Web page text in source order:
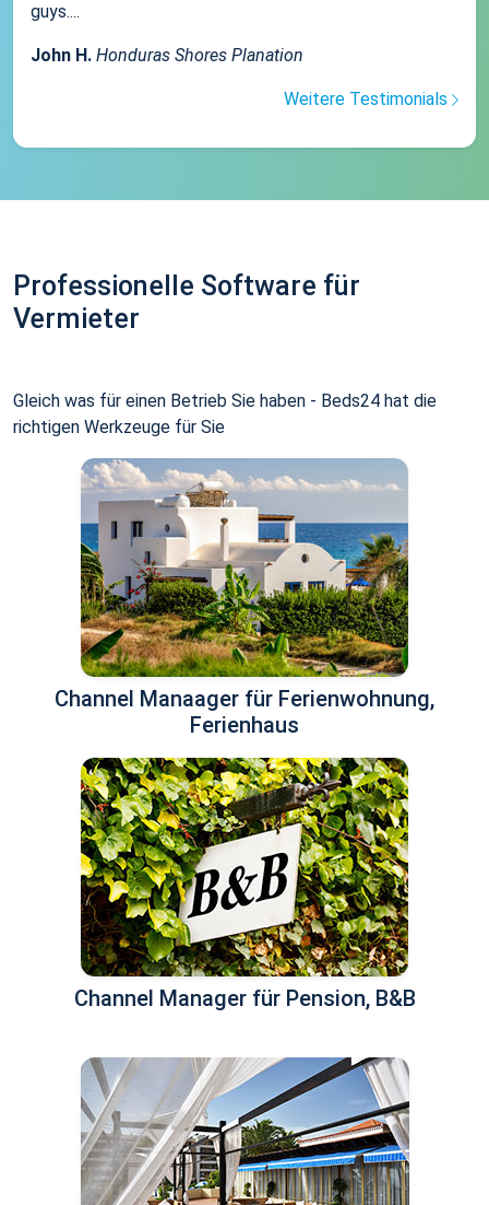
guys....
John H. Honduras Shores Planation
Weitere Testimonials
Professionelle Software für
Vermieter
Gleich was für einen Betrieb Sie haben - Beds24 hat die
richtigen Werkzeuge für Sie
Channel Manaager für Ferienwohnung,
Ferienhaus
Channel Manager für Pension, B&B